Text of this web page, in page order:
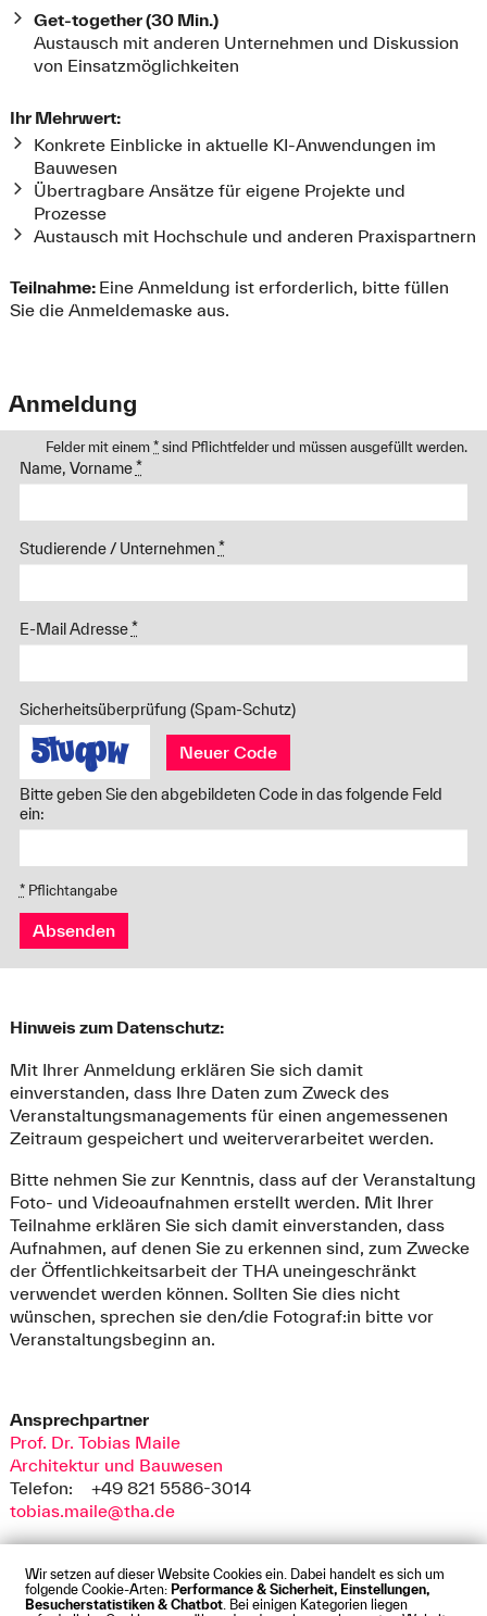
Wir setzen auf dieser Website Cookies ein. Dabei handelt es sich um
folgende Cookie-Arten: Performance & Sicherheit, Einstellungen,
Besucherstatistiken & Chatbot . Bei einigen Kategorien liegen
Get-together (30 Min.)
Austausch mit anderen Unternehmen und Diskussion
von Einsatzmöglichkeiten
Ihr Mehrwert:
Konkrete Einblicke in aktuelle KI-Anwendungen im
Bauwesen
Übertragbare Ansätze für eigene Projekte und
Prozesse
Austausch mit Hochschule und anderen Praxispartnern
Teilnahme: Eine Anmeldung ist erforderlich, bitte füllen
Sie die Anmeldemaske aus.
Anmeldung
Felder mit einem* sind Pflichtfelder und müssen ausgefüllt werden.
Name, Vorname*
Studierende / Unternehmen *
E-Mail Adresse*
Sicherheitsüberprüfung (Spam-Schutz)
Neuer Code
Bitte geben Sie den abgebildeten Code in das folgende Feld
ein:
*Pflichtangabe
Absenden
Hinweis zum Datenschutz:
Mit Ihrer Anmeldung erklären Sie sich damit
einverstanden, dass Ihre Daten zum Zweck des
Veranstaltungsmanagements für einen angemessenen
Zeitraum gespeichert und weiterverarbeitet werden.
Bitte nehmen Sie zur Kenntnis, dass auf der Veranstaltung
Foto- und Videoaufnahmen erstellt werden. Mit Ihrer
Teilnahme erklären Sie sich damit einverstanden, dass
Aufnahmen, auf denen Sie zu erkennen sind, zum Zwecke
der Öffentlichkeitsarbeit der THA uneingeschränkt
verwendet werden können. Sollten Sie dies nicht
wünschen, sprechen sie den/die Fotograf:in bitte vor
Veranstaltungsbeginn an.
Ansprechpartner
Prof. Dr. Tobias Maile
Architektur und Bauwesen
Telefon:
+49 821 5586-3014
tobias.maile@tha.de
Impressum Datenschutz Cookies Barrierefreiheit